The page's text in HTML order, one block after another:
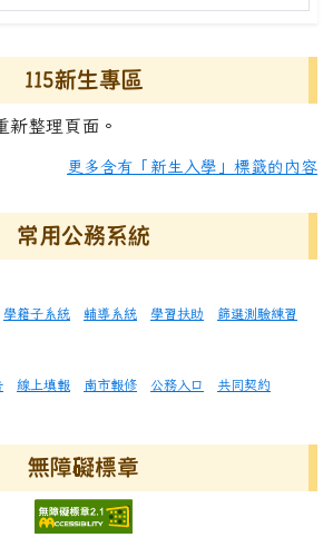
115新生專區
新整理頁面。
更多含有「新生入學」標籤的內容
常用公務系統
學籍子系統 輔導系統 學習扶助 篩選測驗練習
線上填報 南市報修 公務入口 共同契約
無障礙標章